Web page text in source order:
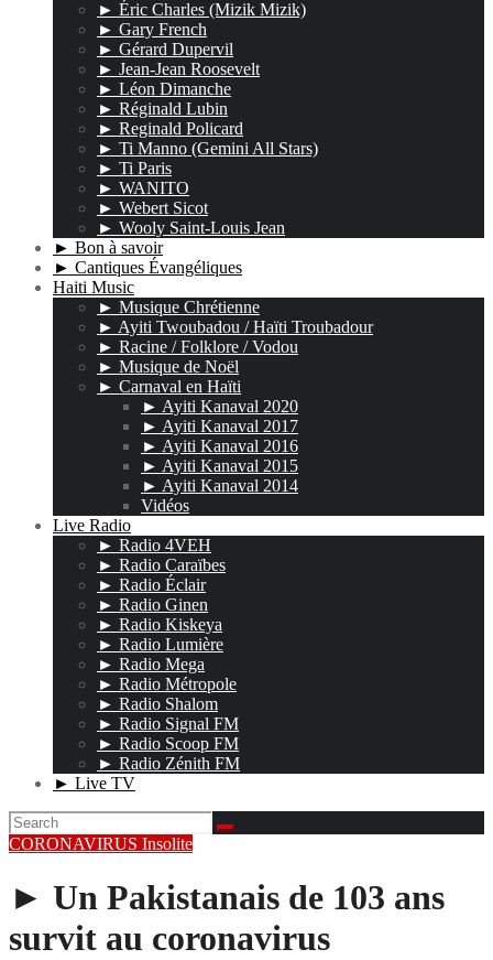
► Éric Charles (Mizik Mizik)
► Gary French
► Gérard Dupervil
► Jean-Jean Roosevelt
► Léon Dimanche
► Réginald Lubin
► Reginald Policard
► Ti Manno (Gemini All Stars)
► Ti Paris
► WANITO
► Webert Sicot
► Wooly Saint-Louis Jean
► Bon à savoir
► Cantiques Évangéliques
Haiti Music
► Musique Chrétienne
► Ayiti Twoubadou / Haïti Troubadour
► Racine / Folklore / Vodou
► Musique de Noël
► Carnaval en Haïti
► Ayiti Kanaval 2020
► Ayiti Kanaval 2017
► Ayiti Kanaval 2016
► Ayiti Kanaval 2015
► Ayiti Kanaval 2014
Vidéos
Live Radio
► Radio 4VEH
► Radio Caraïbes
► Radio Éclair
► Radio Ginen
► Radio Kiskeya
► Radio Lumière
► Radio Mega
► Radio Métropole
► Radio Shalom
► Radio Signal FM
► Radio Scoop FM
► Radio Zénith FM
► Live TV
CORONAVIRUS Insolite
► Un Pakistanais de 103 ans
survit au coronavirus